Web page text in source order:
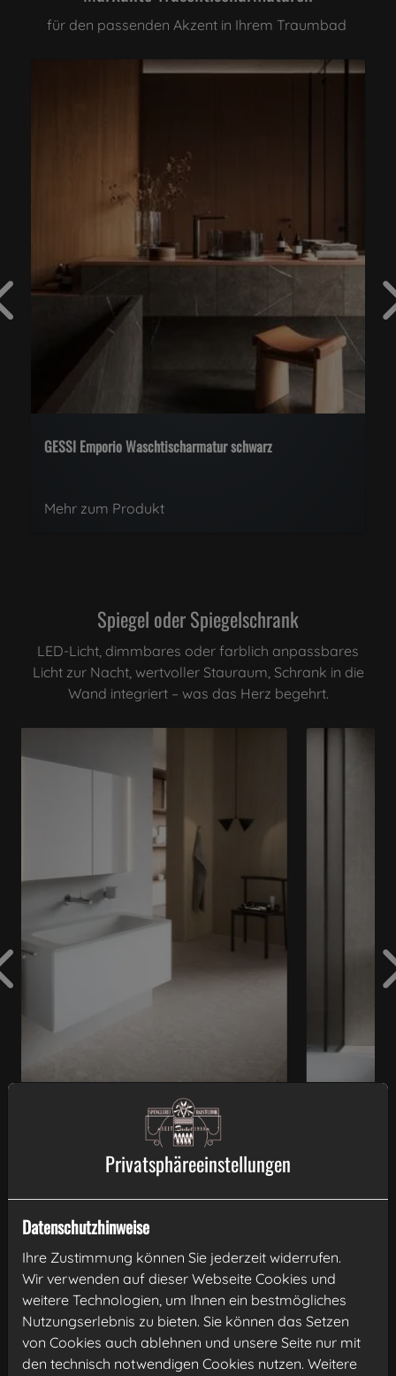
für den passenden Akzent in Ihrem Traumbad
GESSI Ventaglio Waschtischarmatur
Mehr zum Produkt
Spiegel oder Spiegelschrank
LED-Licht, dimmbares oder farblich anpassbares
Licht zur Nacht, wertvoller Stauraum, Schrank in die
Wand integriert – was das Herz begehrt.
KEUCO Phönix Spiegelschrank
Mehr zum Produkt
Entspannt Duschen
Begehbare Dusche mit barrierefreiem Einstieg,
Duschwanne oder Duschrinne, einfache Seitenwand
oder umrahmende Duschabtrennung
Privatsphäre­einstellungen
Datenschutzhinweise
Ihre Zustimmung können Sie jederzeit widerrufen.
Wir verwenden auf dieser Webseite Cookies und
weitere Technologien, um Ihnen ein bestmögliches
Nutzungserlebnis zu bieten. Sie können das Setzen
von Cookies auch ablehnen und unsere Seite nur mit
den technisch notwendigen Cookies nutzen. Weitere